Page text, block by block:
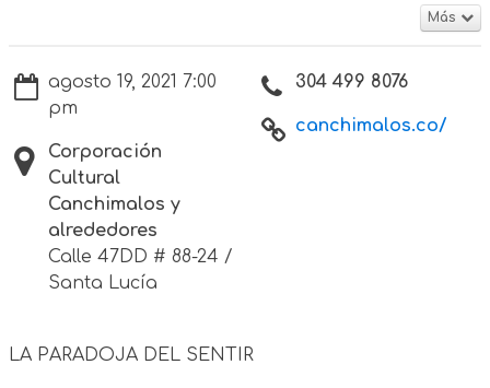
Más
agosto 19, 2021 7:00
pm
Corporación
Cultural
Canchimalos y
alrededores
Calle 47DD # 88-24 /
Santa Lucía
304 499 8076
canchimalos.co/
LA PARADOJA DEL SENTIR